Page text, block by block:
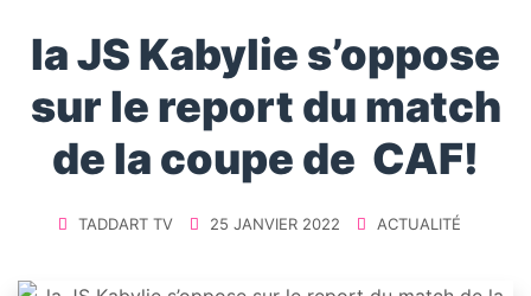
la JS Kabylie s’oppose
sur le report du match
de la coupe de CAF!
TADDART TV 25 JANVIER 2022 ACTUALITÉ